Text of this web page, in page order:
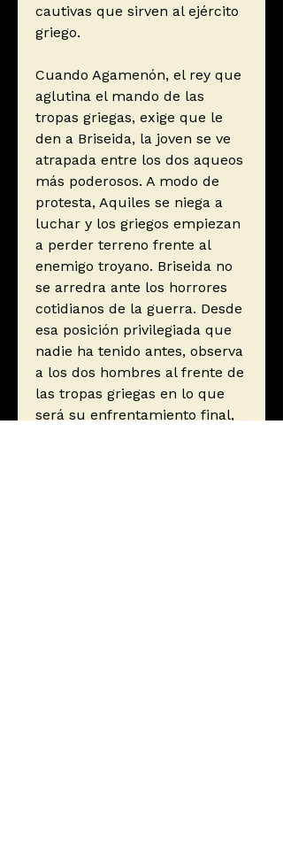
cautivas que sirven al ejército
griego.
Cuando Agamenón, el rey que
aglutina el mando de las
tropas griegas, exige que le
den a Briseida, la joven se ve
atrapada entre los dos aqueos
más poderosos. A modo de
protesta, Aquiles se niega a
luchar y los griegos empiezan
a perder terreno frente al
enemigo troyano. Briseida no
se arredra ante los horrores
cotidianos de la guerra. Desde
esa posición privilegiada que
nadie ha tenido antes, observa
a los dos hombres al frente de
las tropas griegas en lo que
será su enfrentamiento final,